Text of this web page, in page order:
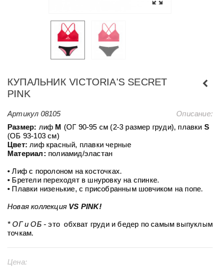
КУПАЛЬНИК VICTORIA'S SECRET
PINK
Артикул 08105
Описание:
Размер: лиф М (ОГ 90-95 см (2-3 размер груди), плавки S
(ОБ 93-103 см)
Цвет: лиф красный, плавки черные
Материал: полиамид/эластан
• Лиф с поролоном на косточках.
• Бретели переходят в шнуровку на спинке.
• Плавки низенькие, с присобранным шовчиком на попе.
Новая коллекция VS PINK!
* ОГ и ОБ- это обхват груди и бедер по самым выпуклым
точкам.
Цена: